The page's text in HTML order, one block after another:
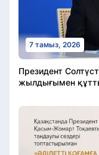
7 тамыз, 2026
Президент
жылдығымен